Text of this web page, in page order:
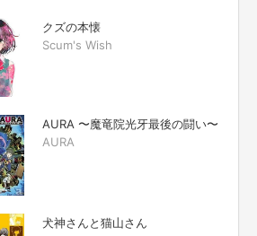
クズの本懐
Scum's Wish
AURA 〜魔竜院光牙最後の闘い〜
AURA
犬神さんと猫山さん